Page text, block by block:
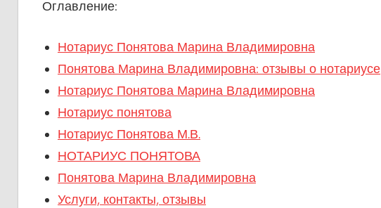
Оглавление:
Нотариус Понятова Марина Владимировна
Понятова Марина Владимировна: отзывы о нотариусе
Нотариус Понятова Марина Владимировна
Нотариус понятова
Нотариус Понятова М.В.
НОТАРИУС ПОНЯТОВА
Понятова Марина Владимировна
Услуги, контакты, отзывы